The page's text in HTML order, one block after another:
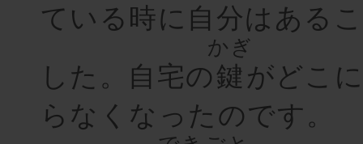
ている時に自分はある
した。自宅の鍵
かぎ
がどこ
らなくなったのです。